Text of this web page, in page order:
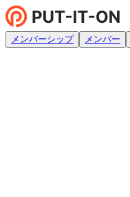
メンバーシップ メンバー